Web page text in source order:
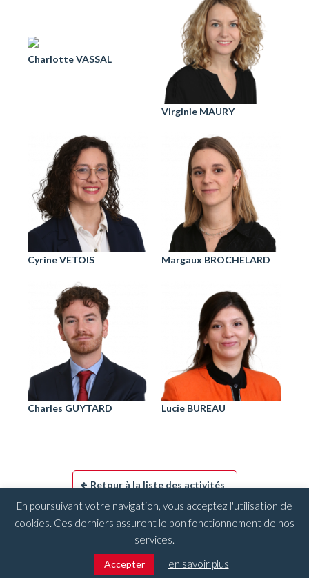
Charlotte VASSAL
Virginie MAURY
Cyrine VETOIS Margaux BROCHELARD
Charles GUYTARD Lucie BUREAU
Retour à la liste des activités
Plan du site
En poursuivant votre navigation, vous acceptez l'utilisation de
cookies. Ces derniers assurent le bon fonctionnement de nos
services.
Accepter en savoir plus